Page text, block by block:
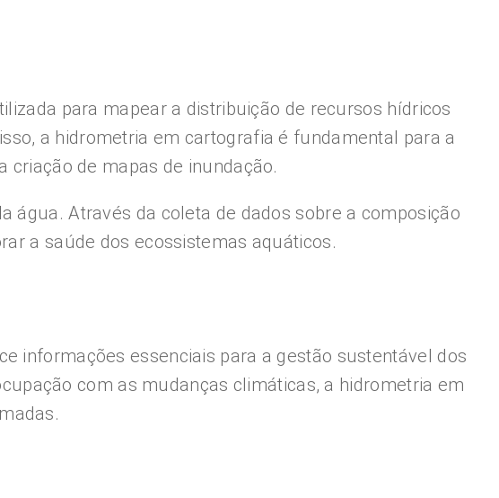
para mapear a distribuição de recursos hídricos
a hidrometria em cartografia é fundamental para a
criação de mapas de inundação.
água. Através da coleta de dados sobre a composição
a saúde dos ecossistemas aquáticos.
informações essenciais para a gestão sustentável dos
com as mudanças climáticas, a hidrometria em